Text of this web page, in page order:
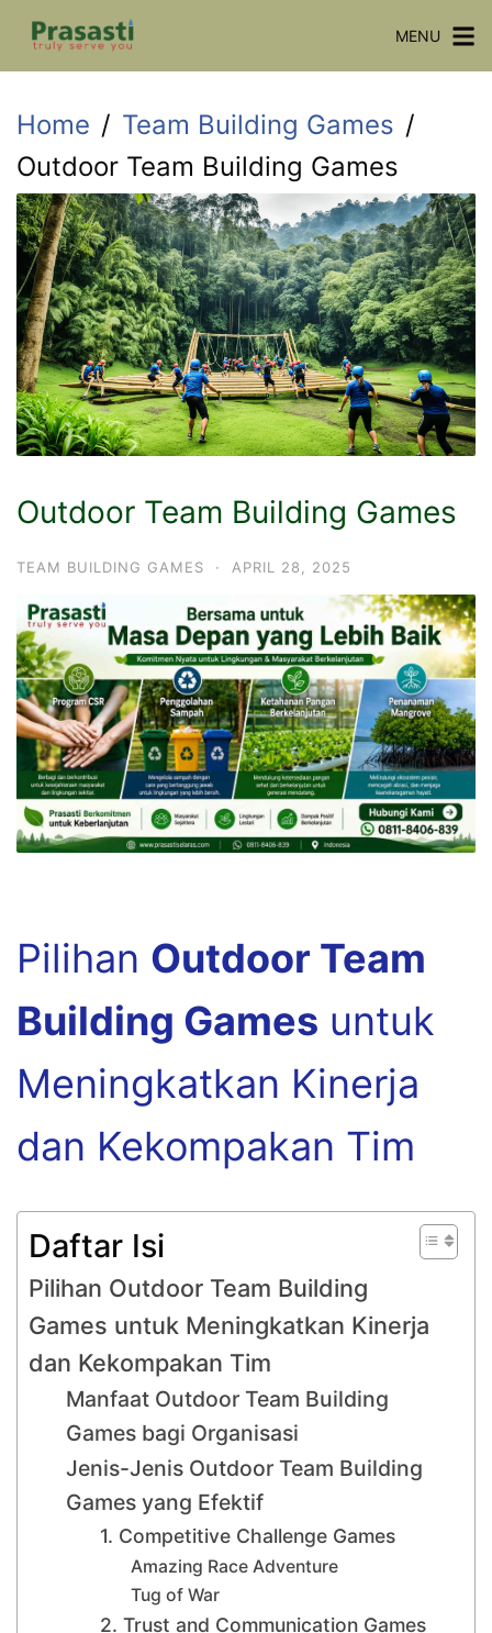
Skip
MENU
Home
Team Building Games
Outdoor Team Building Games
Outdoor Team Building Games
TEAM BUILDING GAMES · APRIL 28, 2025
Pilihan Outdoor Team
Building Games untuk
Meningkatkan Kinerja
dan Kekompakan Tim
Daftar Isi
Pilihan Outdoor Team Building
Games untuk Meningkatkan Kinerja
dan Kekompakan Tim
Manfaat Outdoor Team Building
Games bagi Organisasi
Jenis-Jenis Outdoor Team Building
Games yang Efektif
1. Competitive Challenge Games
Amazing Race Adventure
Tug of War
2. Trust and Communication Games